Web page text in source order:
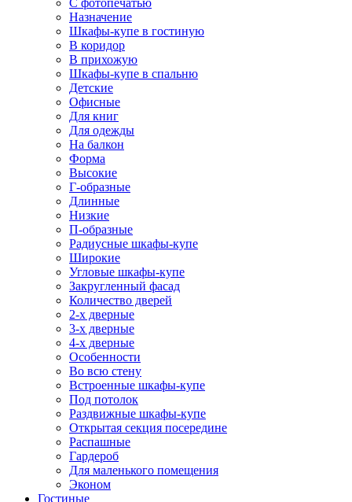
С фотопечатью
Назначение
Шкафы-купе в гостиную
В коридор
В прихожую
Шкафы-купе в спальню
Детские
Офисные
Для книг
Для одежды
На балкон
Форма
Высокие
Г-образные
Длинные
Низкие
П-образные
Радиусные шкафы-купе
Широкие
Угловые шкафы-купе
Закругленный фасад
Количество дверей
2-х дверные
3-х дверные
4-х дверные
Особенности
Во всю стену
Встроенные шкафы-купе
Под потолок
Раздвижные шкафы-купе
Открытая секция посередине
Распашные
Гардероб
Для маленького помещения
Эконом
Гостиные